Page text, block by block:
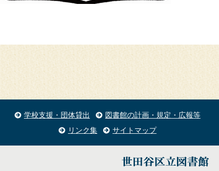
学校支援・団体貸出
図書館の計画・規定・広報等
リンク集
サイトマップ